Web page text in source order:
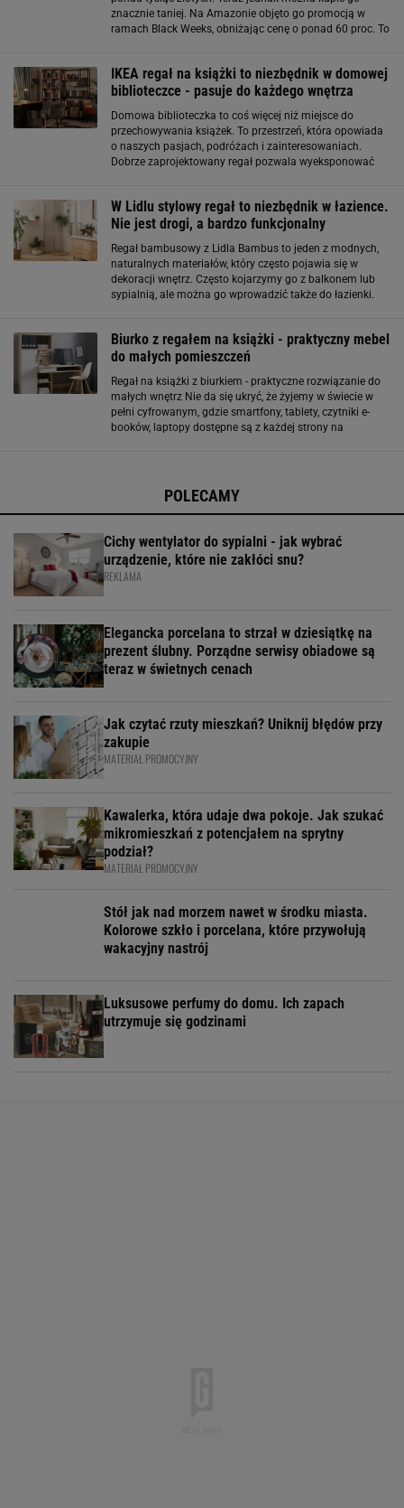
znacznie taniej. Na Amazonie objęto go promocją w
ramach Black Weeks, obniżając cenę o ponad 60 proc. To
IKEA regał na książki to niezbędnik w domowej
biblioteczce - pasuje do każdego wnętrza
Domowa biblioteczka to coś więcej niż miejsce do
przechowywania książek. To przestrzeń, która opowiada
o naszych pasjach, podróżach i zainteresowaniach.
Dobrze zaprojektowany regał pozwala wyeksponować
W Lidlu stylowy regał to niezbędnik w łazience.
Nie jest drogi, a bardzo funkcjonalny
Regał bambusowy z Lidla Bambus to jeden z modnych,
naturalnych materiałów, który często pojawia się w
dekoracji wnętrz. Często kojarzymy go z balkonem lub
sypialnią, ale można go wprowadzić także do łazienki.
Biurko z regałem na książki - praktyczny mebel
do małych pomieszczeń
Regał na książki z biurkiem - praktyczne rozwiązanie do
małych wnętrz Nie da się ukryć, że żyjemy w świecie w
pełni cyfrowanym, gdzie smartfony, tablety, czytniki e-
booków, laptopy dostępne są z każdej strony na
POLECAMY
Cichy wentylator do sypialni - jak wybrać
urządzenie, które nie zakłóci snu?
REKLAMA
Elegancka porcelana to strzał w dziesiątkę na
prezent ślubny. Porządne serwisy obiadowe są
teraz w świetnych cenach
Jak czytać rzuty mieszkań? Uniknij błędów przy
zakupie
MATERIAŁ PROMOCYJNY
Kawalerka, która udaje dwa pokoje. Jak szukać
mikromieszkań z potencjałem na sprytny
podział?
MATERIAŁ PROMOCYJNY
Stół jak nad morzem nawet w środku miasta.
Kolorowe szkło i porcelana, które przywołują
wakacyjny nastrój
Luksusowe perfumy do domu. Ich zapach
utrzymuje się godzinami